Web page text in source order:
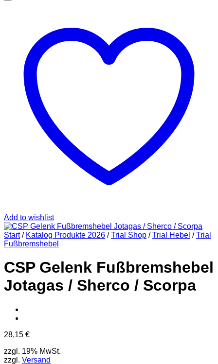
Add to wishlist
Start / Katalog Produkte 2026 / Trial Shop / Trial Hebel / Trial
Fußbremshebel
CSP Gelenk Fußbremshebel
Jotagas / Sherco / Scorpa
28,15 €
zzgl. 19% MwSt.
zzgl. Versand